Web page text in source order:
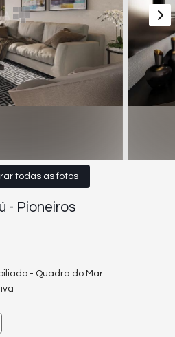
todas as fotos
- Pioneiros
- Quadra do Mar